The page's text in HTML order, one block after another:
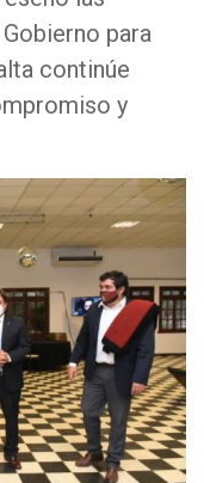
para
continúe
y